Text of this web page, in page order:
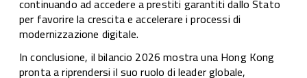
continuando ad accedere a prestiti garantiti dallo Stato
per favorire la crescita e accelerare i processi di
modernizzazione digitale.
In conclusione, il bilancio 2026 mostra una Hong Kong
pronta a riprendersi il suo ruolo di leader globale,